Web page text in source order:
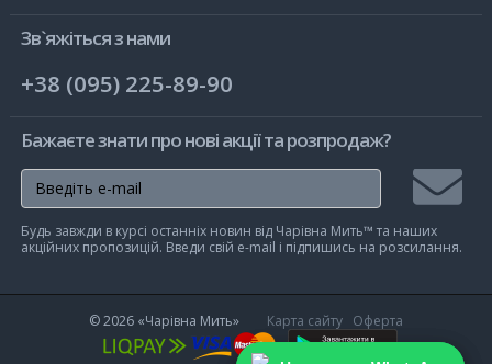
Зв`яжіться з нами
+38 (095) 225-89-90
Бажаєте знати про нові акції та розпродаж?
на
Будь завжди в курсі останніх новин від Чарівна Мить™ та наших
акційних пропозицій. Введи свій e-mail і підпишись на розсилання.
© 2026 «Чарівна Мить» Карта сайту Оферта